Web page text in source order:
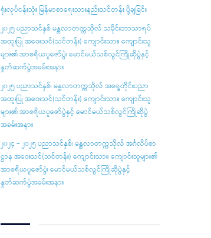
ရုံးလုပ်ငန်းသုံး မြန်မာစာရေးသားနည်းသင်တန်း ပို့ချခြင်း
၂၀၂၅ ပညာသင်နှစ် မန္တလာတက္ကသိုလ် သမိုင်းဘာသာရပ်
အထူးပြု အဝေးသင်(သင်တန်း) ကျောင်းသား၊ ကျောင်းသူ
များ၏ အာစရိယပူဇော်ပွဲ၊ မောင်မယ်သစ်လွင်ကြိုဆိုပွဲနှင့်
နှုတ်ဆက်ပွဲအခမ်းအနား
၂၀၂၅ ပညာသင်နှစ်၊ မန္တလာတက္ကသိုလ် အရှေ့တိုင်းပညာ
အထူးပြု အဝေးသင်(သင်တန်း) ကျောင်းသား၊ ကျောင်းသူ
များ၏ အာစရိယပူ‌ဇော်ပွဲနှင့် မောင်မယ်သစ်လွင်ကြိုဆိုပွဲ
အခမ်းအနား
၂၀၂၄ – ၂၀၂၅ ပညာသင်နှစ်၊ မန္တလာတက္ကသိုလ် အင်္ဂလိပ်စာ
ဌာန အဝေးသင်(သင်တန်း) ကျောင်းသား၊ ကျောင်းသူများ၏
အာစရိယပူဇော်ပွဲ၊ မောင်မယ်သစ်လွင်ကြိုဆိုပွဲနှင့်
နှုတ်ဆက်ပွဲအခမ်းအနား